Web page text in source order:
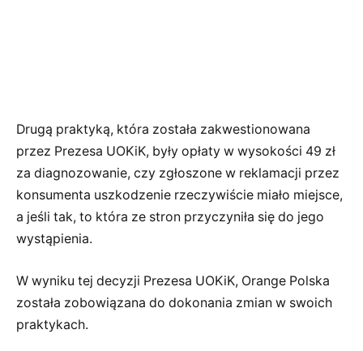
Drugą praktyką, która została zakwestionowana
przez Prezesa UOKiK, były opłaty w wysokości 49 zł
za diagnozowanie, czy zgłoszone w reklamacji przez
konsumenta uszkodzenie rzeczywiście miało miejsce,
a jeśli tak, to która ze stron przyczyniła się do jego
wystąpienia.
W wyniku tej decyzji Prezesa UOKiK, Orange Polska
została zobowiązana do dokonania zmian w swoich
praktykach.